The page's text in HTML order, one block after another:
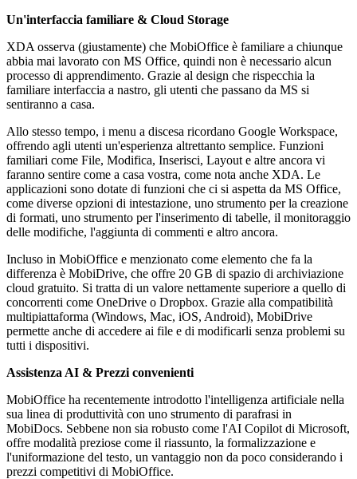
Un'interfaccia familiare & Cloud Storage
XDA osserva (giustamente) che MobiOffice è familiare a chiunque
abbia mai lavorato con MS Office, quindi non è necessario alcun
processo di apprendimento. Grazie al design che rispecchia la
familiare interfaccia a nastro, gli utenti che passano da MS si
sentiranno a casa.
Allo stesso tempo, i menu a discesa ricordano Google Workspace,
offrendo agli utenti un'esperienza altrettanto semplice. Funzioni
familiari come File, Modifica, Inserisci, Layout e altre ancora vi
faranno sentire come a casa vostra, come nota anche XDA. Le
applicazioni sono dotate di funzioni che ci si aspetta da MS Office,
come diverse opzioni di intestazione, uno strumento per la creazione
di formati, uno strumento per l'inserimento di tabelle, il monitoraggio
delle modifiche, l'aggiunta di commenti e altro ancora.
Incluso in MobiOffice e menzionato come elemento che fa la
differenza è MobiDrive, che offre 20 GB di spazio di archiviazione
cloud gratuito. Si tratta di un valore nettamente superiore a quello di
concorrenti come OneDrive o Dropbox. Grazie alla compatibilità
multipiattaforma (Windows, Mac, iOS, Android), MobiDrive
permette anche di accedere ai file e di modificarli senza problemi su
tutti i dispositivi.
Assistenza AI & Prezzi convenienti
MobiOffice ha recentemente introdotto l'intelligenza artificiale nella
sua linea di produttività con uno strumento di parafrasi in
MobiDocs. Sebbene non sia robusto come l'AI Copilot di Microsoft,
offre modalità preziose come il riassunto, la formalizzazione e
l'uniformazione del testo, un vantaggio non da poco considerando i
prezzi competitivi di MobiOffice.